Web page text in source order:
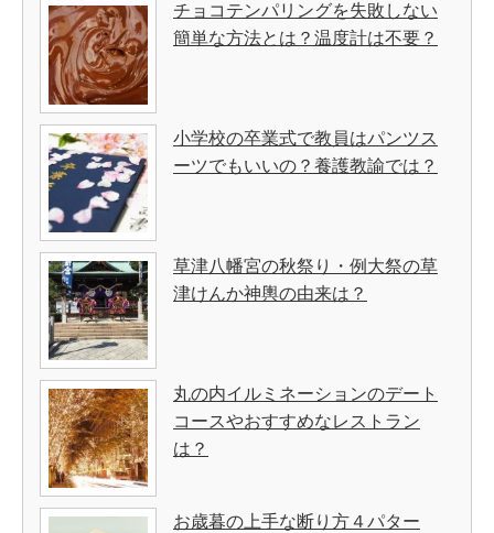
チョコテンパリングを失敗しない
簡単な方法とは？温度計は不要？
小学校の卒業式で教員はパンツス
ーツでもいいの？養護教諭では？
草津八幡宮の秋祭り・例大祭の草
津けんか神輿の由来は？
丸の内イルミネーションのデート
コースやおすすめなレストラン
は？
お歳暮の上手な断り方４パター